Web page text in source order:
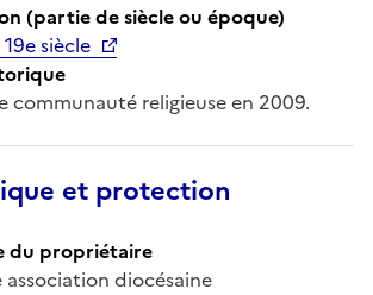
(partie de siècle ou époque)
siècle
communauté religieuse en 2009.
et protection
du propriétaire
diocésaine